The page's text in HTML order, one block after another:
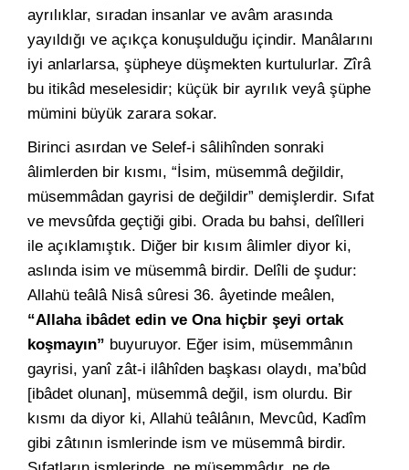
ayrılıklar, sıradan insanlar ve avâm arasında
yayıldığı ve açıkça konuşulduğu içindir. Manâlarını
iyi anlarlarsa, şüpheye düşmekten kurtulurlar. Zîrâ
bu itikâd meselesidir; küçük bir ayrılık veyâ şüphe
mümini büyük zarara sokar.
Birinci asırdan ve Selef-i sâlihînden sonraki
âlimlerden bir kısmı, “İsim, müsemmâ değildir,
müsemmâdan gayrisi de değildir” demişlerdir. Sıfat
ve mevsûfda geçtiği gibi. Orada bu bahsi, delîlleri
ile açıklamıştık. Diğer bir kısım âlimler diyor ki,
aslında isim ve müsemmâ birdir. Delîli de şudur:
Allahü teâlâ Nisâ sûresi 36. âyetinde meâlen,
“Allaha ibâdet edin ve Ona hiçbir şeyi ortak
koşmayın” buyuruyor. Eğer isim, müsemmânın
gayrisi, yanî zât-i ilâhîden başkası olaydı, ma’bûd
[ibâdet olunan], müsemmâ değil, ism olurdu. Bir
kısmı da diyor ki, Allahü teâlânın, Mevcûd, Kadîm
gibi zâtının ismlerinde ism ve müsemmâ birdir.